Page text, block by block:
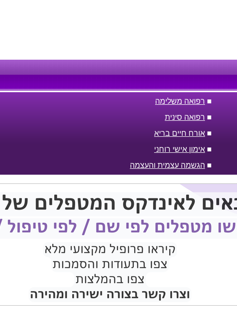
■ רפואה משלימה
■ רפואה סינית
■ אורח חיים בריא
■ אימון אישי רוחני
■ הגשמה עצמית והעצמה